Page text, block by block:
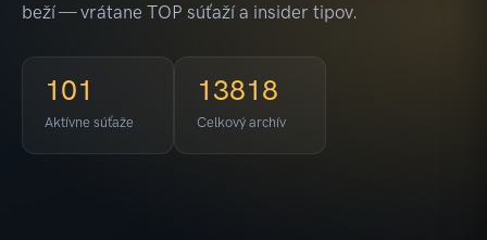
beží — vrátane TOP súťaží a insider tipov.
101
Aktívne súťaže
13818
Celkový archív